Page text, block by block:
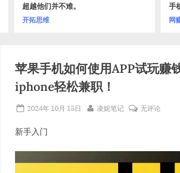
超越他们并不难。
开拓思维
手
网
苹果手机如何使用APP试玩赚
iphone轻松兼职！
Posted
2024年 10月 15日 By
凌妮笔记
苹
无评论
新手入门